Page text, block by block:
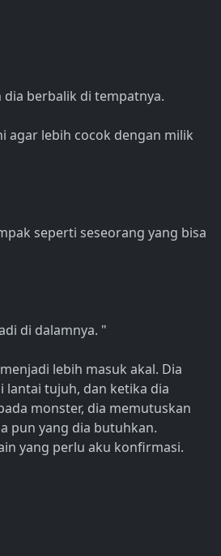
berbalik di tempatnya.
agar lebih cocok dengan milik
seperti seseorang yang bisa
di dalamnya. "
lebih masuk akal. Dia
lantai tujuh, dan ketika dia
monster, dia memutuskan
pun yang dia butuhkan.
yang perlu aku konfirmasi.